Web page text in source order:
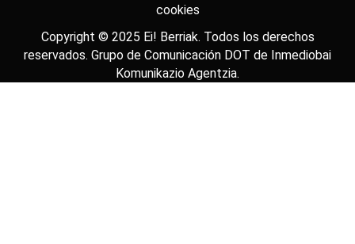
cookies
Copyright © 2025 Ei! Berriak. Todos los derechos
reservados. Grupo de Comunicación DOT de Inmediobai
Komunikazio Agentzia.